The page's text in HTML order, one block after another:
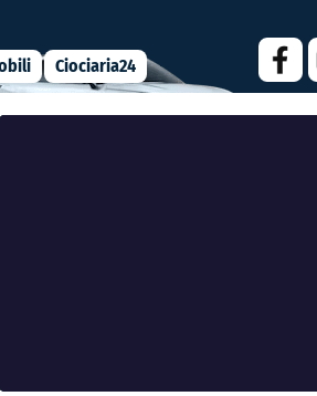
Ciociaria24